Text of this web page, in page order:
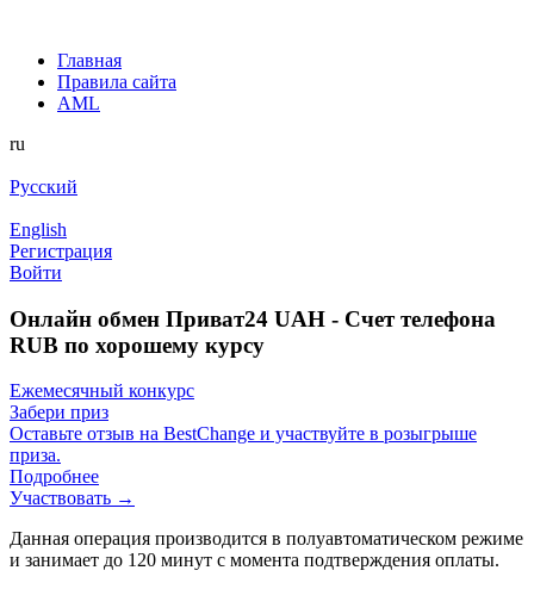
Главная
Правила сайта
AML
ru
Русский
English
Регистрация
Войти
Онлайн обмен Приват24 UAH - Счет телефона
RUB по хорошему курсу
Ежемесячный конкурс
Забери приз
Оставьте отзыв на BestChange и участвуйте в розыгрыше
приза.
Подробнее
Участвовать →
Данная операция производится в полуавтоматическом режиме
и занимает до 120 минут с момента подтверждения оплаты.